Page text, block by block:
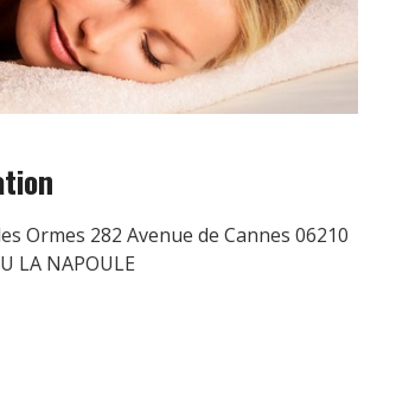
Ormes 282 Avenue de Cannes 06210
LA NAPOULE